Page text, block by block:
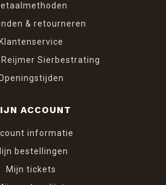
& retourneren
Klantenservice
Sierbestrating
ACCOUNT
informatie
bestellingen
Mijn tickets